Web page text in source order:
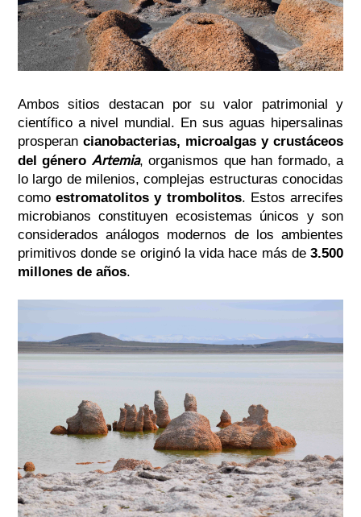
Ambos sitios destacan por su valor patrimonial y
científico a nivel mundial. En sus aguas hipersalinas
prosperan cianobacterias, microalgas y crustáceos
del género Artemia, organismos que han formado, a
lo largo de milenios, complejas estructuras conocidas
comoestromatolitos y trombolitos. Estos arrecifes
microbianos constituyen ecosistemas únicos y son
considerados análogos modernos de los ambientes
primitivos donde se originó la vida hace más de3.500
millones de años.